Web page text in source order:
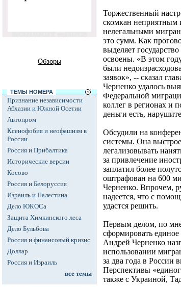
Обзоры
ТЕМЫ НОМЕРА
Признание независимости
Абхазии и Южной Осетии
Автопром
Ксенофобия и неофашизм в
России
Россия и Прибалтика
Исторические версии
Косово
Россия и Белоруссия
Израиль и Палестина
Дело ЮКОСа
Защита Химкинского леса
Дело Бульбова
Россия и финансовый кризис
Доллар
Россия и Израиль
все темы
Торжественный
скомкан неприятным
нелегальными
это сумм. Как
выделяет
освоены. «В этом
были
заявок», -- сказал
Черненко удалось
Федеральной
коллег в регионах и
деньги есть,
Обсудили на
системы. Она
легализовывать
за привлечение
заплатил более
оштрафован на 600
Черненко. Впрочем,
надеется, что с
удастся решить.
Первым делом, по
сформировать
Андрей Черненко
использовании
за два года в России
Перспективы
также с Украиной,